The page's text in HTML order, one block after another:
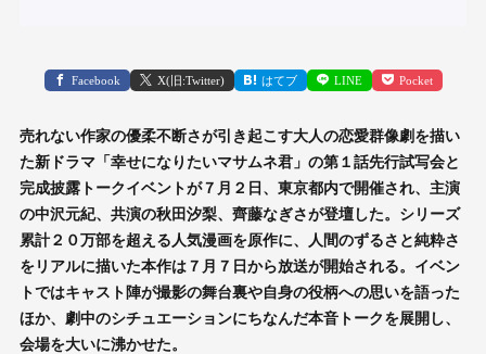
Facebook X(旧:Twitter) はてブ LINE Pocket
売れない作家の優柔不断さが引き起こす大人の恋愛群像劇を描い
た新ドラマ「幸せになりたいマサムネ君」の第１話先行試写会と
完成披露トークイベントが７月２日、東京都内で開催され、主演
の中沢元紀、共演の秋田汐梨、齊藤なぎさが登壇した。シリーズ
累計２０万部を超える人気漫画を原作に、人間のずるさと純粋さ
をリアルに描いた本作は７月７日から放送が開始される。イベン
トではキャスト陣が撮影の舞台裏や自身の役柄への思いを語った
ほか、劇中のシチュエーションにちなんだ本音トークを展開し、
会場を大いに沸かせた。